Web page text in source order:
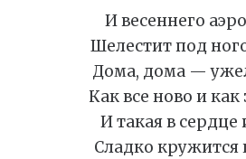
И весеннего
Шелестит под
Дома, дома —
Как все ново и как
И такая в сердце
Сладко кружится